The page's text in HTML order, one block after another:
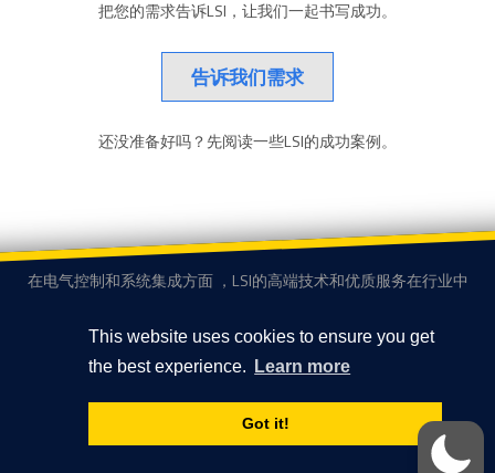
This website uses cookies to ensure you get
the best experience.
Learn more
Got it!
把您的需求告诉LSI，让我们一起书写成功。
告诉我们需求
还没准备好吗？先阅读一些LSI的成功案例。
在电气控制和系统集成方面 ，LSI的高端技术和优质服务在行业中
广州高新技术产业开发区科学城彩频路9号B502C、502D
+86 20 32053066
隐私政策